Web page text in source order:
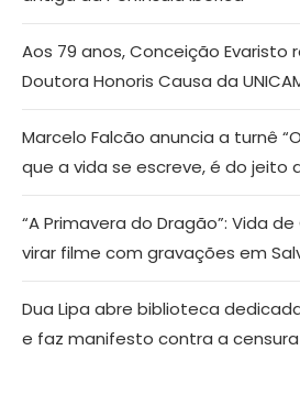
Aos 79 anos, Conceição
Doutora Honoris Causa da
Marcelo Falcão anuncia a turnê
que a vida se escreve, é do jeito
“A Primavera do Dragão”: Vida
virar filme com gravações em
Dua Lipa abre biblioteca
e faz manifesto contra a censura